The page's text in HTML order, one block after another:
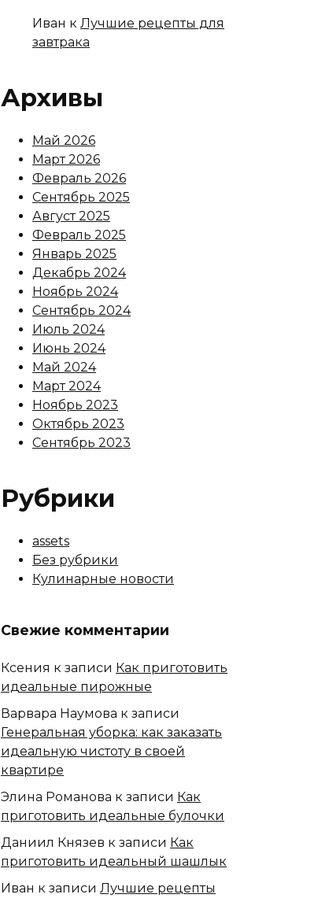
Иван к Лучшие рецепты для
завтрака
Архивы
Май 2026
Март 2026
Февраль 2026
Сентябрь 2025
Август 2025
Февраль 2025
Январь 2025
Декабрь 2024
Ноябрь 2024
Сентябрь 2024
Июль 2024
Июнь 2024
Май 2024
Март 2024
Ноябрь 2023
Октябрь 2023
Сентябрь 2023
Рубрики
assets
Без рубрики
Кулинарные новости
Свежие комментарии
Ксения к записи Как приготовить
идеальные пирожные
Варвара Наумова к записи
Генеральная уборка: как заказать
идеальную чистоту в своей
квартире
Элина Романова к записи Как
приготовить идеальные булочки
Даниил Князев к записи Как
приготовить идеальный шашлык
Иван к записи Лучшие рецепты